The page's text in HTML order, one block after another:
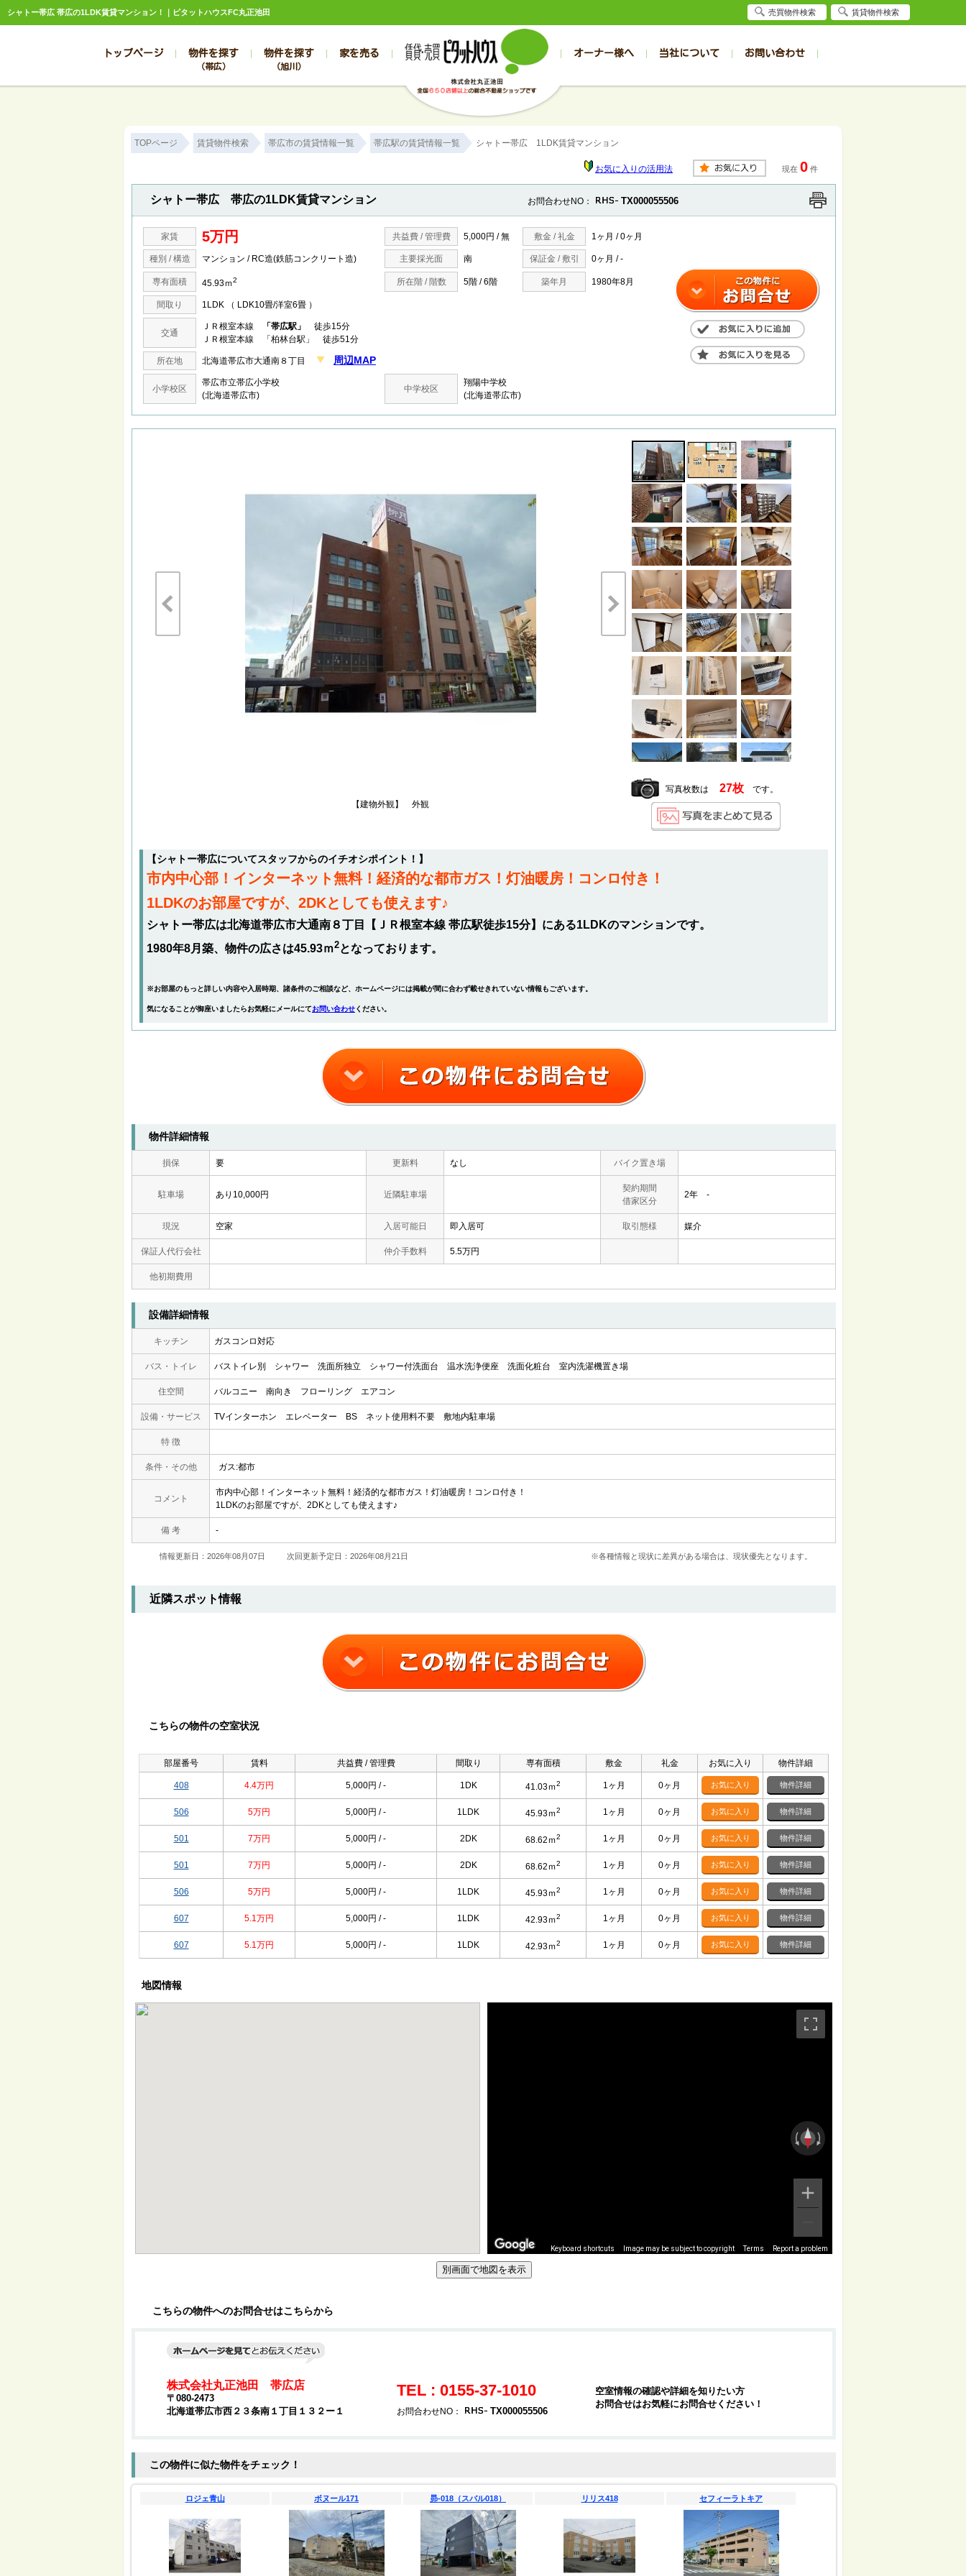
シャトー帯広 帯広の1LDK賃貸マンション！｜ピタットハウスFC丸正池田
トップページ 物件を探す
（帯広）
帯広の売買物件一覧
帯広の新築一戸建て
帯広の1000万円以下
帯広の1000万～2000万円
帯広の賃貸物件一覧
帯広の賃貸アパート
帯広の賃貸マンション
帯広の1R～1K
帯広の2K～2LDK
物件を探す
（旭川）
旭川の売買物件一覧
旭川の新築一戸建て
旭川の1000万円以下
旭川の1000万～2000万円
旭川の賃貸物件一覧
旭川の賃貸アパート
旭川の賃貸マンション
旭川の1R～1K
旭川の2K～2LDK
家を売る オーナー様へ 当社について
スタッフブログ お客様の声
お問い合わせ
売却のお問合せ 入居者様専用（帯広店）
TOPページ 賃貸物件検索 帯広市の賃貸情報一覧 帯広駅の賃貸情報一覧 シャトー帯広 1LDK賃貸マンション
お気に入りの活用法 現在 0 件
シャトー帯広 帯広の1LDK賃貸マンション お問合わせNO： TX000055506
家賃 5万円 共益費 / 管理費 5,000円 / 無 敷金 / 礼金 1ヶ月 / 0ヶ月
種別 / 構造 マンション / RC造(鉄筋コンクリート造) 主要採光面 南 保証金 / 敷引 0ヶ月 / -
専有面積 45.93ｍ2 所在階 / 階数 5階 / 6階 築年月 1980年8月
間取り 1LDK （ LDK10畳/洋室6畳 ）
交通
ＪＲ根室本線 「帯広駅」
徒歩15分
ＪＲ根室本線 「柏林台駅」 徒歩51分
所在地 北海道帯広市大通南８丁目 周辺MAP
小学校区
帯広市立帯広小学校
(北海道帯広市)
中学校区
翔陽中学校
(北海道帯広市)
【建物外観】 外観
写真枚数は 27枚です。
【シャトー帯広についてスタッフからのイチオシポイント！】
市内中心部！インターネット無料！経済的な都市ガス！灯油暖房！コンロ付き！
1LDKのお部屋ですが、2DKとしても使えます♪
シャトー帯広は北海道帯広市大通南８丁目【ＪＲ根室本線 帯広駅徒歩15分】にある1LDKのマンションです。
1980年8月築、物件の広さは45.93ｍ2となっております。
※お部屋のもっと詳しい内容や入居時期、諸条件のご相談など、ホームページには掲載が間に合わず載せきれていない情報もございます。
気になることが御座いましたらお気軽にメールにてお問い合わせください。
物件詳細情報
損保 要 更新料 なし バイク置き場
駐車場 あり10,000円 近隣駐車場
契約期間
借家区分
2年 -
現況 空家 入居可能日 即入居可 取引態様 媒介
保証人代行会社 仲介手数料 5.5万円
他初期費用
設備詳細情報
キッチン ガスコンロ対応
バス・トイレ バストイレ別 シャワー 洗面所独立 シャワー付洗面台 温水洗浄便座 洗面化粧台 室内洗濯機置き場
住空間 バルコニー 南向き フローリング エアコン
設備・サービス TVインターホン エレベーター BS ネット使用料不要 敷地内駐車場
特 徴
条件・その他 ガス:都市
コメント
市内中心部！インターネット無料！経済的な都市ガス！灯油暖房！コンロ付き！
1LDKのお部屋ですが、2DKとしても使えます♪
備 考 -
情報更新日：2026年08月07日 次回更新予定日：2026年08月21日 ※各種情報と現状に差異がある場合は、現状優先となります。
近隣スポット情報
こちらの物件の空室状況
部屋番号 賃料 共益費 / 管理費 間取り 専有面積 敷金 礼金 お気に入り 物件詳細
408 4.4万円 5,000円 / - 1DK 41.03ｍ2 1ヶ月 0ヶ月 お気に入り 物件詳細
506 5万円 5,000円 / - 1LDK 45.93ｍ2 1ヶ月 0ヶ月 お気に入り 物件詳細
501 7万円 5,000円 / - 2DK 68.62ｍ2 1ヶ月 0ヶ月 お気に入り 物件詳細
501 7万円 5,000円 / - 2DK 68.62ｍ2 1ヶ月 0ヶ月 お気に入り 物件詳細
506 5万円 5,000円 / - 1LDK 45.93ｍ2 1ヶ月 0ヶ月 お気に入り 物件詳細
607 5.1万円 5,000円 / - 1LDK 42.93ｍ2 1ヶ月 0ヶ月 お気に入り 物件詳細
607 5.1万円 5,000円 / - 1LDK 42.93ｍ2 1ヶ月 0ヶ月 お気に入り 物件詳細
地図情報
Keyboard shortcuts Image may be subject to copyright Terms Report a problem
こちらの物件へのお問合せはこちらから
株式会社丸正池田 帯広店
〒080-2473
北海道帯広市西２３条南１丁目１３２ー１
TEL : 0155-37-1010
お問合わせNO： TX000055506
空室情報の確認や詳細を知りたい方
お問合せはお気軽にお問合せください！
この物件に似た物件をチェック！
ロジェ青山 ボヌール171 昴-018（スバル018） リリス418 セフィーラトキア
売買物件検索 賃貸物件検索